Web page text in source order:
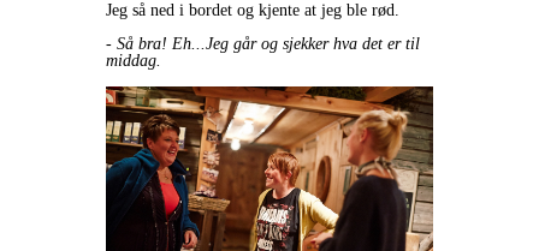
Jeg så ned i bordet og kjente at jeg ble rød.
- Så bra! Eh...Jeg går og sjekker hva det er til
middag.